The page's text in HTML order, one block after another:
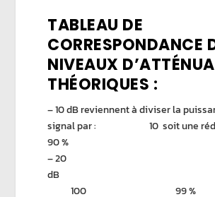
TABLEAU DE
CORRESPONDANCE
NIVEAUX
THÉORIQUES :
– 10 dB reviennent à diviser la
signal par : 10 soit une
90 %
– 20
100 99 %